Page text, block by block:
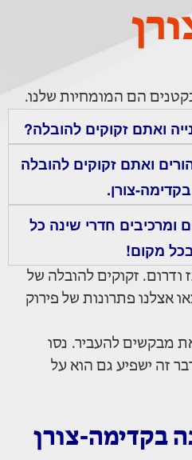
הם המומחיות שלנו.
ואתם זקוקים להובלה?
ואתם זקוקים להובלה
צורן.
ומרכיבים חדרי שינה כל
מקום!
ודרום. זקוקים להובלה של
אצלנו פתרונות של פירוק
מבקשים להעביר. נסו
זה ישפיע גם הוא על
בקדימה-צורן